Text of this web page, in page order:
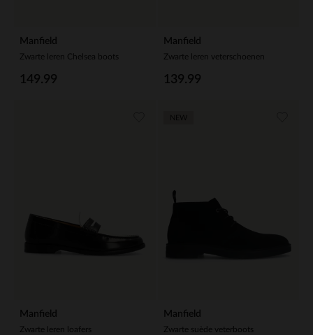
Manfield
Zwarte leren Chelsea boots
149.99
Manfield
Zwarte leren veterschoenen
139.99
Manfield
Zwarte leren loafers
Manfield
Zwarte suède veterboots